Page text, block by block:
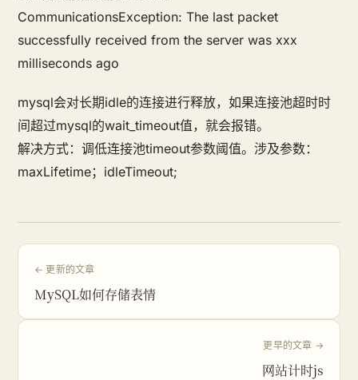
CommunicationsException: The last packet
successfully received from the server was xxx
milliseconds ago
mysql会对长期idle的连接进行释放，如果连接池超时时
间超过mysql的wait_timeout值，就会报错。
解决方式：调低连接池timeout参数阈值。涉及参数：
maxLifetime；idleTimeout;
← 更新的文章
MySQL如何存储表情
更早的文章 →
网站计时js